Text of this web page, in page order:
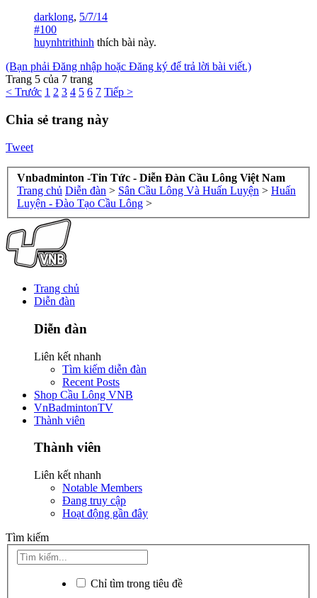
darklong, 5/7/14
#100
huynhtrithinh thích bài này.
(Bạn phải Đăng nhập hoặc Đăng ký để trả lời bài viết.)
Trang 5 của 7 trang
< Trước 1 2 3 4 5 6 7 Tiếp >
Chia sẻ trang này
Tweet
Vnbadminton -Tin Tức - Diễn Đàn Cầu Lông Việt Nam
Trang chủ Diễn đàn > Sân Cầu Lông Và Huấn Luyện > Huấn
Luyện - Đào Tạo Cầu Lông >
Trang chủ
Diễn đàn
Diễn đàn
Liên kết nhanh
Tìm kiếm diễn đàn
Recent Posts
Shop Cầu Lông VNB
VnBadmintonTV
Thành viên
Thành viên
Liên kết nhanh
Notable Members
Đang truy cập
Hoạt động gần đây
Tìm kiếm
Chỉ tìm trong tiêu đề